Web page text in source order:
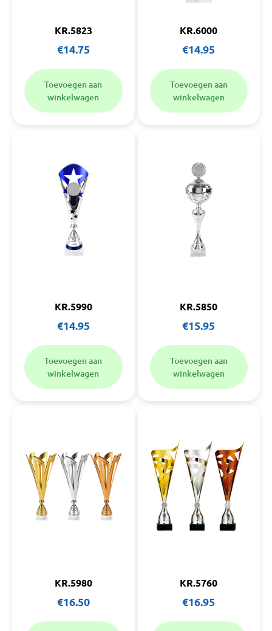
KR.5823
€14.75
Toevoegen aan
winkelwagen
KR.6000
€14.95
Toevoegen aan
winkelwagen
KR.5990
€14.95
Toevoegen aan
winkelwagen
KR.5850
€15.95
Toevoegen aan
winkelwagen
KR.5980
€16.50
KR.5760
€16.95